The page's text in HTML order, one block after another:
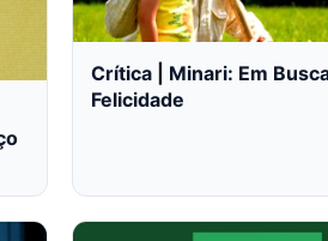
Crítica | Minari: Em
Felicidade